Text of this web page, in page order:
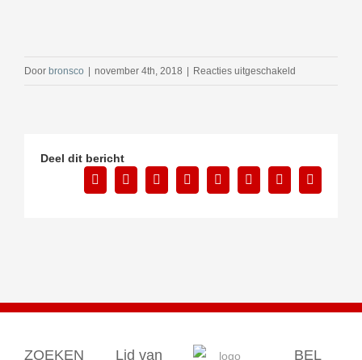
Door bronsco | november 4th, 2018 | Reacties uitgeschakeld
Deel dit bericht
Facebook
X RedditLinkedInTumblrPinterestVk
E-
mail
ZOEKEN Lid van BEL